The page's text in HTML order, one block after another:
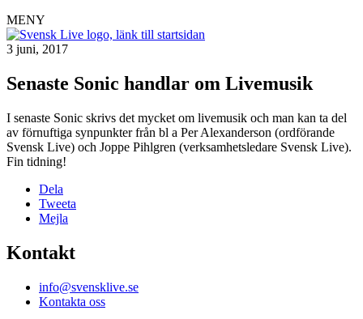
MENY
3 juni, 2017
Senaste Sonic handlar om Livemusik
I senaste Sonic skrivs det mycket om livemusik och man kan ta del
av förnuftiga synpunkter från bl a Per Alexanderson (ordförande
Svensk Live) och Joppe Pihlgren (verksamhetsledare Svensk Live).
Fin tidning!
Dela
Tweeta
Mejla
Kontakt
info@svensklive.se
Kontakta oss